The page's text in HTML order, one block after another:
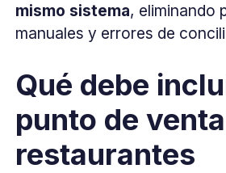
mismo sistema, eliminando
manuales y errores de
Qué debe
punto de
restaurantes